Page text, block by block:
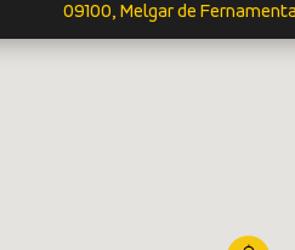
09100, Melgar de